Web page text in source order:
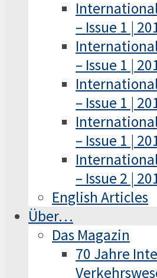
– Issue 1 |
– Issue 1 |
– Issue 1 |
– Issue 1 |
– Issue 2 |
English Articles
Über…
Das Magazin
70 Jahre